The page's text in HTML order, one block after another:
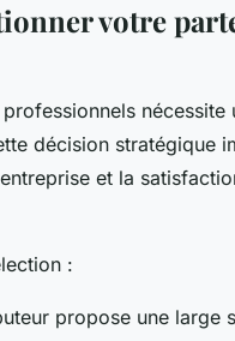
votre
nécessite
décision stratégique
et la
:
propose une large